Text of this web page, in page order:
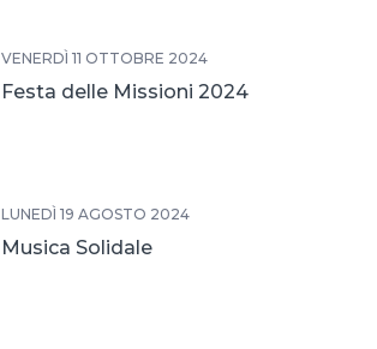
VENERDÌ 11 OTTOBRE 2024
Festa delle Missioni 2024
LUNEDÌ 19 AGOSTO 2024
Musica Solidale